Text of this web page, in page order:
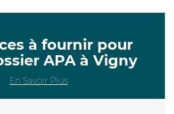
à fournir pour
APA à Vigny
En Savoir Plus